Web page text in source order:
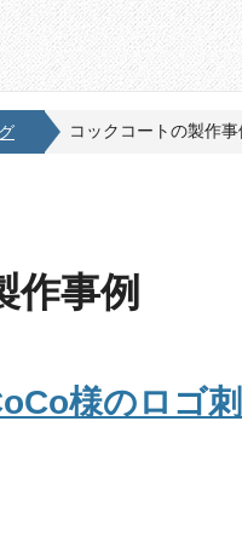
コックコートの製作事
作事例
様のロゴ